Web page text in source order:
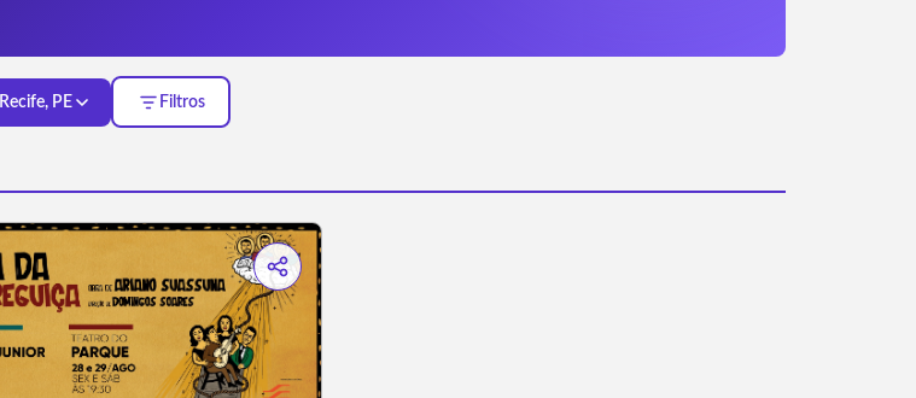
Recife, PE Filtros